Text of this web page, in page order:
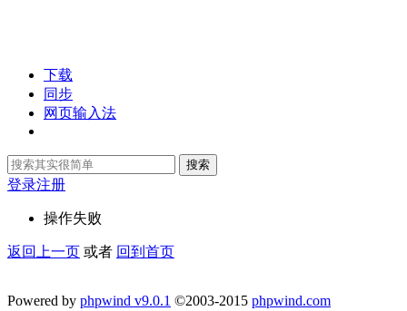
下载
同步
网页输入法
搜索
登录注册
操作失败
返回上一页 或者 回到首页
Powered by phpwind v9.0.1 ©2003-2015 phpwind.com